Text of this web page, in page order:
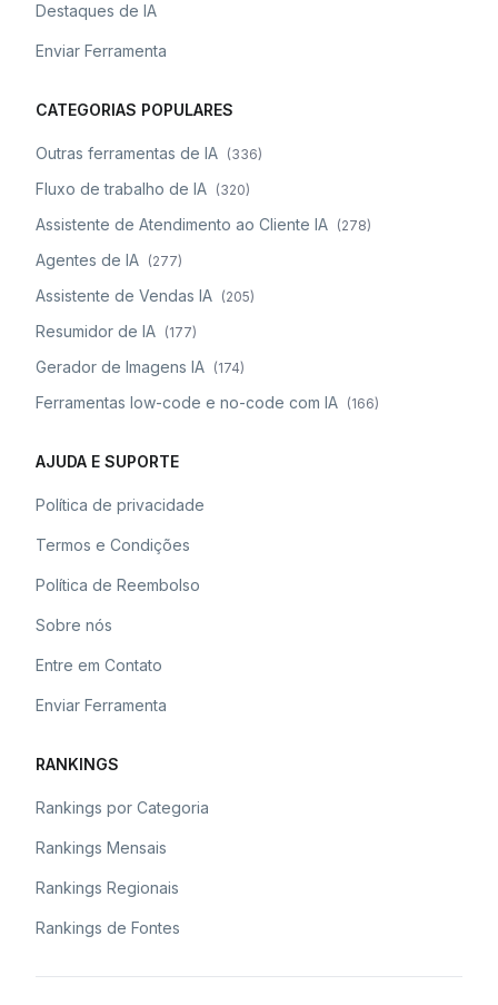
Destaques de IA
Enviar Ferramenta
CATEGORIAS POPULARES
Outras ferramentas de IA (336)
Fluxo de trabalho de IA (320)
Assistente de Atendimento ao Cliente IA (278)
Agentes de IA (277)
Assistente de Vendas IA (205)
Resumidor de IA (177)
Gerador de Imagens IA (174)
Ferramentas low-code e no-code com IA (166)
AJUDA E SUPORTE
Política de privacidade
Termos e Condições
Política de Reembolso
Sobre nós
Entre em Contato
Enviar Ferramenta
RANKINGS
Rankings por Categoria
Rankings Mensais
Rankings Regionais
Rankings de Fontes